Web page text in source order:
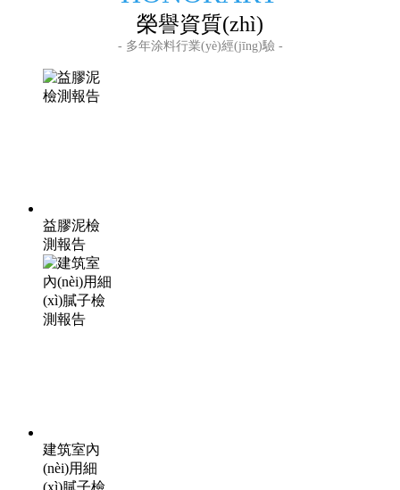
榮譽資質(zhì)
- 多年涂料行業(yè)經(jīng)驗 -
益膠泥檢
測報告
建筑室內
(nèi)用細
(xì)膩子檢